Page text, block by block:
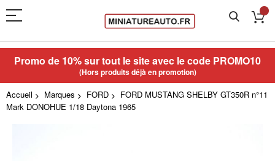
Promo de 10% sur tout le site avec le code PROMO10
(Hors produits déjà en promotion)
Accueil Marques FORD
FORD MUSTANG SHELBY GT350R n°11
Mark DONOHUE 1/18 Daytona 1965